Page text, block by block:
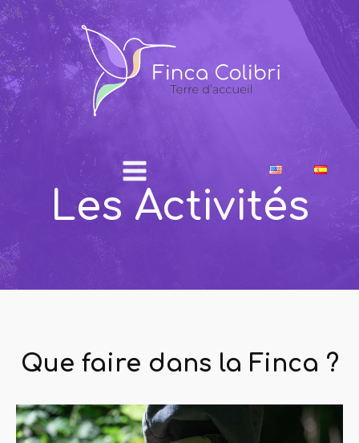
Les Activités
Que faire dans la Finca ?